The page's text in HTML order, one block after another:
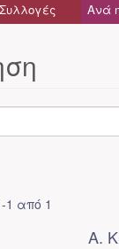
Ανά
από 1
Α.